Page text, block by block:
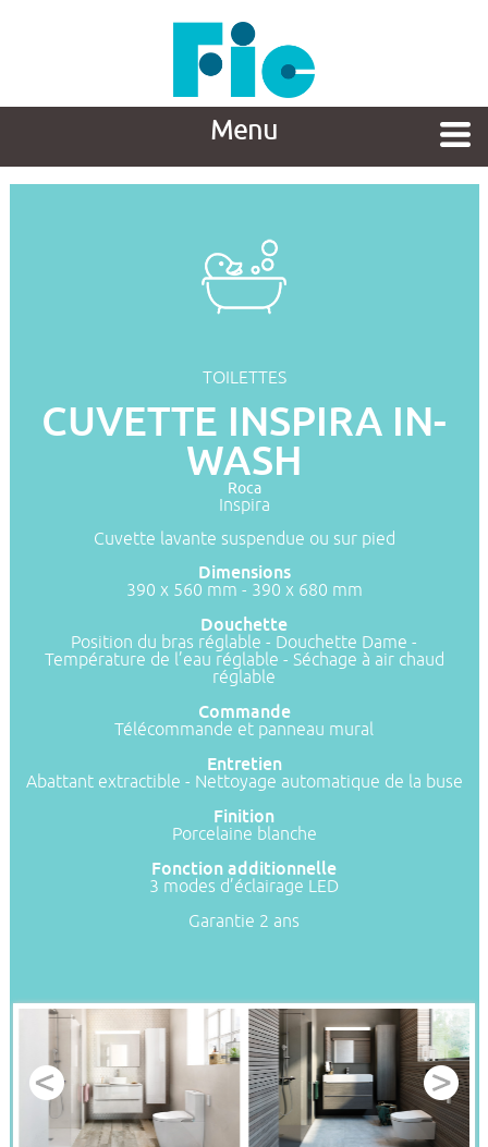
Menu
TOILETTES
CUVETTE INSPIRA IN-
WASH
Roca
Inspira
Cuvette lavante suspendue ou sur pied
Dimensions
390 x 560 mm - 390 x 680 mm
Douchette
Position du bras réglable - Douchette Dame -
Température de l’eau réglable - Séchage à air chaud
réglable
Commande
Télécommande et panneau mural
Entretien
Abattant extractible - Nettoyage automatique de la buse
Finition
Porcelaine blanche
Fonction additionnelle
3 modes d’éclairage LED
Garantie 2 ans